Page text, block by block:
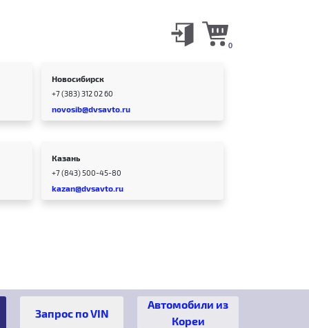
0
Новосибирск
+7 (383) 312 02 60
novosib@dvsavto.ru
Казань
+7 (843) 500-45-80
kazan@dvsavto.ru
Автомобили из
Кореи